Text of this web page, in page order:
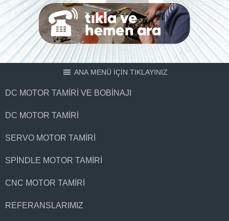
ANA MENÜ İÇİN TIKLAYINIZ
DC MOTOR TAMIRI VE BOBINAJI
DC MOTOR TAMIRI
SERVO MOTOR TAMIRI
SPINDLE MOTOR TAMIRI
CNC MOTOR TAMIRI
REFERANSLARIMIZ